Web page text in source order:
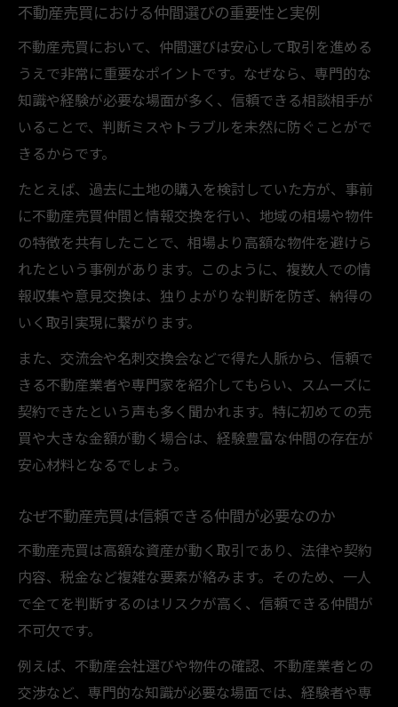
不動産売買における仲間選びの重要性と実例
不動産売買において、仲間選びは安心して取引を進める
うえで非常に重要なポイントです。なぜなら、専門的な
知識や経験が必要な場面が多く、信頼できる相談相手が
いることで、判断ミスやトラブルを未然に防ぐことがで
きるからです。
たとえば、過去に土地の購入を検討していた方が、事前
に不動産売買仲間と情報交換を行い、地域の相場や物件
の特徴を共有したことで、相場より高額な物件を避けら
れたという事例があります。このように、複数人での情
報収集や意見交換は、独りよがりな判断を防ぎ、納得の
いく取引実現に繋がります。
また、交流会や名刺交換会などで得た人脈から、信頼で
きる不動産業者や専門家を紹介してもらい、スムーズに
契約できたという声も多く聞かれます。特に初めての売
買や大きな金額が動く場合は、経験豊富な仲間の存在が
安心材料となるでしょう。
なぜ不動産売買は信頼できる仲間が必要なのか
不動産売買は高額な資産が動く取引であり、法律や契約
内容、税金など複雑な要素が絡みます。そのため、一人
で全てを判断するのはリスクが高く、信頼できる仲間が
不可欠です。
例えば、不動産会社選びや物件の確認、不動産業者との
交渉など、専門的な知識が必要な場面では、経験者や専